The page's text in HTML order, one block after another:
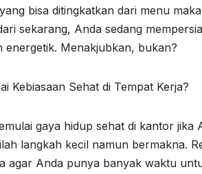
bisa ditingkatkan dari menu
sekarang, Anda sedang
energetik. Menakjubkan, bukan?
Kebiasaan Sehat di Tempat Kerja?
gaya hidup sehat di kantor
langkah kecil namun bermakna.
agar Anda punya banyak waktu